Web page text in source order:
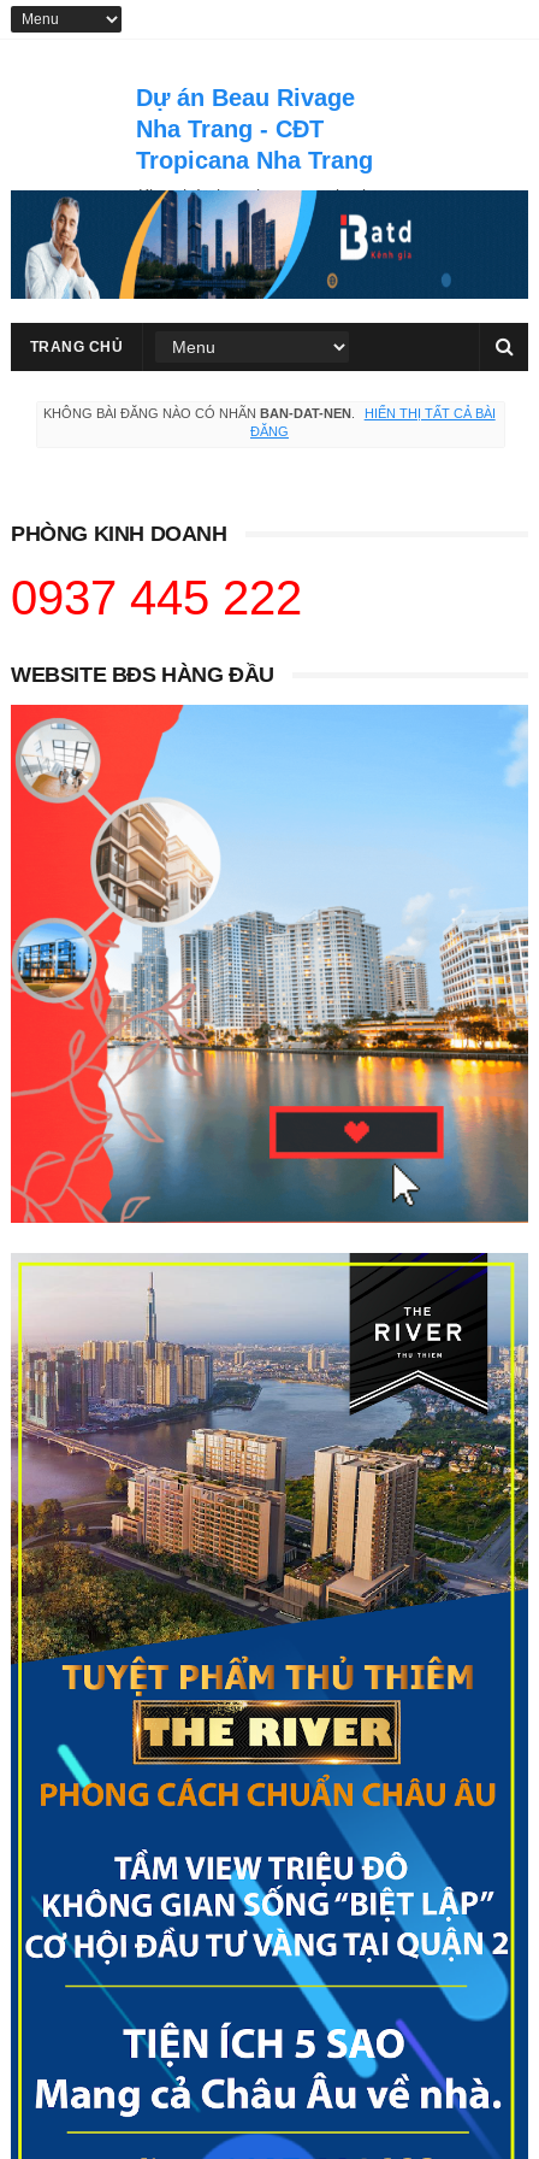
Dự án Beau Rivage
Nha Trang - CĐT
Tropicana Nha Trang
Khu phức hợp thương mại vui
chơi giải trí, nghỉ dưỡng căn hộ &
khách sạn du lich 5 sao Beau
Rivage Nha Trang tọa lạc tại số
40 Trần Phú, thành phố Nha
TRANG CHỦ
KHÔNG BÀI ĐĂNG NÀO CÓ NHÃN BAN-DAT-NEN
HIỂN THỊ TẤT CẢ BÀI
ĐĂNG
PHÒNG KINH DOANH
0937 445 222
WEBSITE BĐS HÀNG ĐẦU